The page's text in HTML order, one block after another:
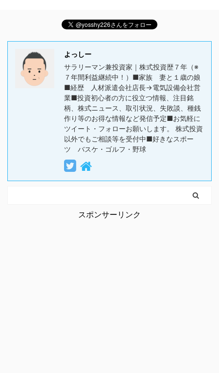
よっしー
サラリーマン兼投資家｜株式投資歴７年（※
７年間利益継続中！）■家族 妻と１歳の娘
■経歴 人材派遣会社店長→電気設備会社営
業■投資初心者の方に役立つ情報、注目銘
柄、株式ニュース、取引状況、失敗談、種銭
作り等のお得な情報など発信予定■お気軽に
ツイート・フォローお願いします。 株式投資
以外でもご相談等を受付中■好きなスポー
ツ バスケ・ゴルフ・野球
スポンサーリンク